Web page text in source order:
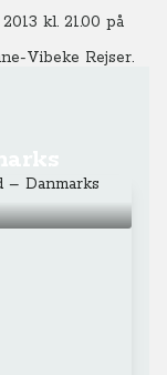
kl. 21.00 på
Vibeke Rejser.